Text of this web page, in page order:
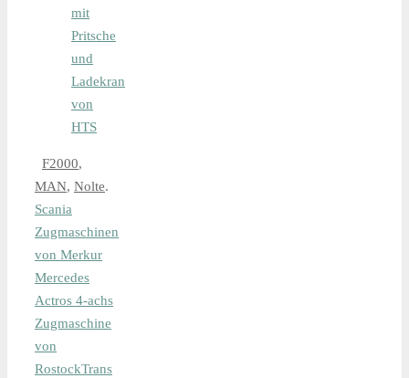
mit
Pritsche
und
Ladekran
von
HTS
F2000,
MAN, Nolte.
Scania
Zugmaschinen
von Merkur
Mercedes
Actros 4-achs
Zugmaschine
von
RostockTrans